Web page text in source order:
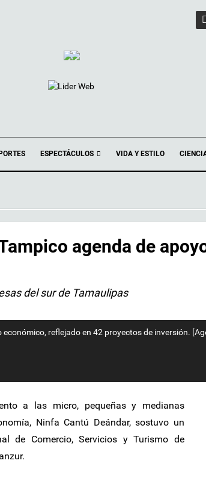
ESPECTÁCULOS VIDA Y ESTILO
agenda de
del sur de Tamaulipas
reflejado en 42 proyectos de inversión.
a las micro, pequeñas y medianas
Ninfa Cantú Deándar, sostuvo un
de Comercio, Servicios y Turismo de